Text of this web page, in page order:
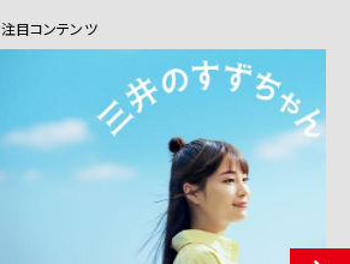
注目コンテンツ